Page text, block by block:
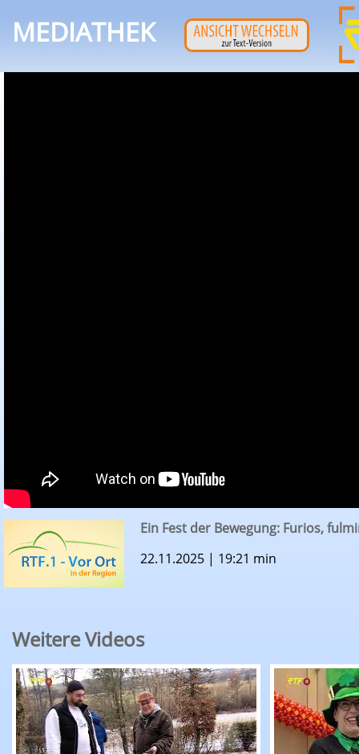
MEDIATHEK
Ein Fest der Bewegung: Furios,
22.11.2025 | 19:21 min
Weitere Videos
RTF.1 - Vor Ort: Périgord-Trüffel von derRTF.1 -